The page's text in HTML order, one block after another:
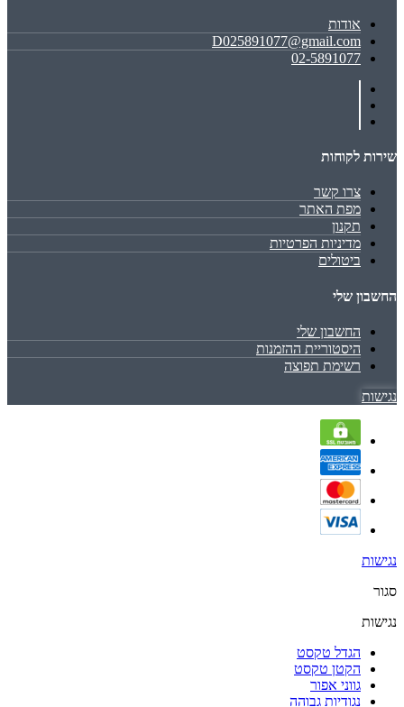
אודות
D025891077@gmail.com
02-5891077
שירות לקוחות
צרו קשר
מפת האתר
תקנון
מדיניות הפרטיות
ביטולים
החשבון שלי
החשבון שלי
היסטוריית ההזמנות
רשימת תפוצה
נגישות
נגישות
סגור
נגישות
הגדל טקסט
הקטן טקסט
גווני אפור
נגודיות גבוהה